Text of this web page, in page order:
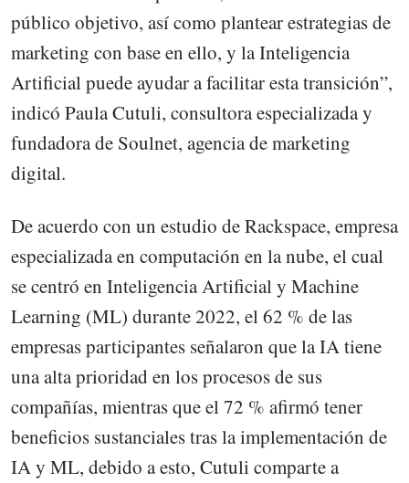
público objetivo, así como plantear estrategias de
marketing con base en ello, y la Inteligencia
Artificial puede ayudar a facilitar esta transición”,
indicó Paula Cutuli, consultora especializada y
fundadora de Soulnet, agencia de marketing
digital.
De acuerdo con un estudio de Rackspace, empresa
especializada en computación en la nube, el cual
se centró en Inteligencia Artificial y Machine
Learning (ML) durante 2022, el 62 % de las
empresas participantes señalaron que la IA tiene
una alta prioridad en los procesos de sus
compañías, mientras que el 72 % afirmó tener
beneficios sustanciales tras la implementación de
IA y ML, debido a esto, Cutuli comparte a